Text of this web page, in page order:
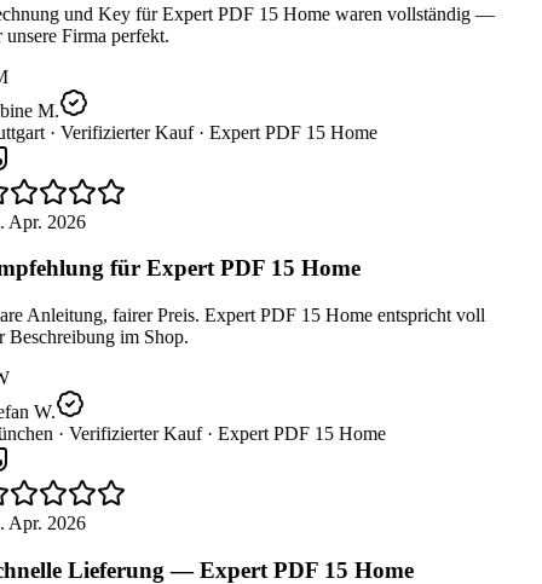
und Key für Expert PDF 15 Home waren vollständig —
Firma perfekt.
M.
· Verifizierter Kauf · Expert PDF 15 Home
Apr. 2026
für Expert PDF 15 Home
Anleitung, fairer Preis. Expert PDF 15 Home entspricht voll
Beschreibung im Shop.
W.
· Verifizierter Kauf · Expert PDF 15 Home
Apr. 2026
Lieferung — Expert PDF 15 Home